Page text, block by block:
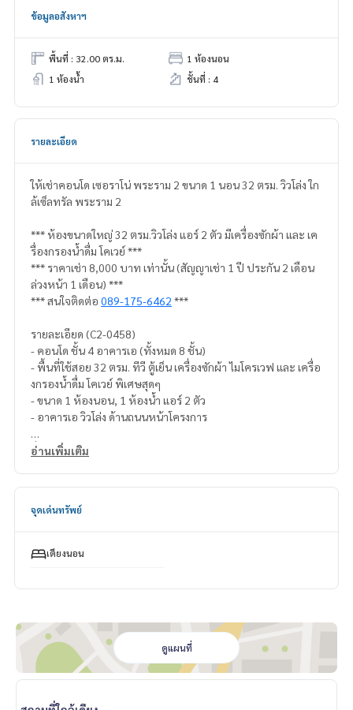
ข้อมูลอสังหาฯ
พื้นที่ : 32.00 ตร.ม.
1 ห้องนอน
1 ห้องน้ำ
ชั้นที่ : 4
รายละเอียด
ให้เช่าคอนโด เซอราโน่ พระราม 2 ขนาด 1 นอน 32 ตรม. วิวโล่ง ใก
ล้เซ็ลทรัล พระราม 2
*** ห้องขนาดใหญ่ 32 ตรม.วิวโล่ง แอร์ 2 ตัว มีเครื่องซักผ้า และ เค
รื่องกรองน้ำดื่ม โคเวย์ ***
*** ราคาเช่า 8,000 บาท เท่านั้น (สัญญาเช่า 1 ปี ประกัน 2 เดือน
ล่วงหน้า 1 เดือน) ***
*** สนใจติดต่อ 089-175-6462 ***
รายละเอียด (C2-0458)
- คอนโด ชั้น 4 อาคารเอ (ทั้งหมด 8 ชั้น)
- พื้นที่ใช้สอย 32 ตรม. ทีวี ตู้เย็น เครื่องซักผ้า ไมโครเวฟ และ เครื่อ
งกรองน้ำดื่ม โคเวย์ พิเศษสุดๆ
- ขนาด 1 ห้องนอน, 1 ห้องน้ำ แอร์ 2 ตัว
- อาคารเอ วิวโล่ง ด้านถนนหน้าโครงการ
ชื่อโครงการ : เซอราโน่ พระราม 2 Serrano Condominium Rama
- 7-11 อยู่ใต้อาคาร A ของโครงการ
- BigC พระราม 2 สาขา 2 2.6 กม.
- The Bright 2.5 กม.
- โฮมโปร พระราม 2 1.4 กม.
- โลตัส พระราม 2 3 กม.
- โรงพยาบาลนครธน 700 ม.
อ่านเพิ่มเติม
จุดเด่นทรัพย์
เตียงนอน
ดูแผนที่